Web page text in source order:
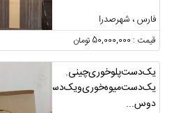
فارس ، شهرصدرا
قیمت : 50,000,000 تومان
یک‌دست‌پلوخوری‌چینی.
یک‌دست‌میوه‌خوری‌ویک‌دست‌چاقوچنگال.
دوس...